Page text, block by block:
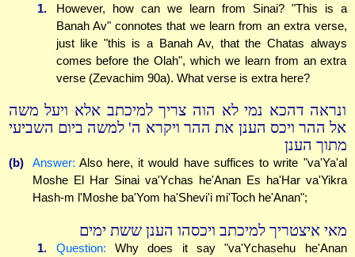
1.
However, how can we learn from Sinai? "This is a
Banah Av" connotes that we learn from an extra verse,
just like "this is a Banah Av, that the Chatas always
comes before the Olah", which we learn from an extra
verse (Zevachim 90a). What verse is extra here?
ונראה דהכא נמי לא הוה צריך למיכתב אלא ויעל משה
אל ההר ויכס הענן את ההר ויקרא ה' למשה ביום השביעי
מתוך הענן
(b) Answer: Also here, it would have suffices to write "va'Ya'al
Moshe El Har Sinai va'Ychas he'Anan Es ha'Har va'Yikra
Hash-m l'Moshe ba'Yom ha'Shevi'i mi'Toch he'Anan";
מאי איצטריך למיכתב ויכסהו הענן ששת ימים
1. Question: Why does it say "va'Ychasehu he'Anan